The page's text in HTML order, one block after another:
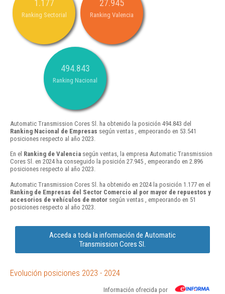
1.177
Ranking Sectorial
27.945
Ranking Valencia
494.843
Ranking Nacional
Automatic Transmission Cores Sl. ha obtenido la posición 494.843 del
Ranking Nacional de Empresas según ventas , empeorando en 53.541
posiciones respecto al año 2023.
En el Ranking de Valencia según ventas, la empresa Automatic Transmission
Cores Sl. en 2024 ha conseguido la posición 27.945 , empeorando en 2.896
posiciones respecto al año 2023.
Automatic Transmission Cores Sl. ha obtenido en 2024 la posición 1.177 en el
Ranking de Empresas del Sector Comercio al por mayor de repuestos y
accesorios de vehículos de motor según ventas , empeorando en 51
posiciones respecto al año 2023.
Acceda a toda la información de Automatic
Transmission Cores Sl.
Evolución posiciones 2023 - 2024
Información ofrecida por